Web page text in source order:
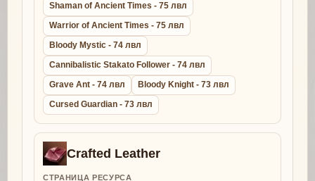
Shaman of Ancient Times - 75 лвл
Warrior of Ancient Times - 75 лвл
Bloody Mystic - 74 лвл
Cannibalistic Stakato Follower - 74 лвл
Grave Ant - 74 лвл
Bloody Knight - 73 лвл
Cursed Guardian - 73 лвл
Crafted Leather
СТРАНИЦА РЕСУРСА